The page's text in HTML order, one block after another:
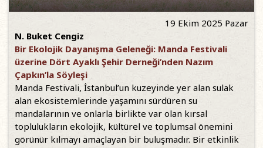
19 Ekim 2025 Pazar
N. Buket Cengiz
Bir Ekolojik Dayanışma Geleneği: Manda Festivali
üzerine Dört Ayaklı Şehir Derneği’nden Nazım
Çapkın’la Söyleşi
Manda Festivali, İstanbul’un kuzeyinde yer alan sulak
alan ekosistemlerinde yaşamını sürdüren su
mandalarının ve onlarla birlikte var olan kırsal
toplulukların ekolojik, kültürel ve toplumsal önemini
görünür kılmayı amaçlayan bir buluşmadır. Bir etkinlik